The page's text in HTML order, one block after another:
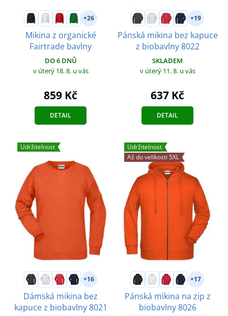
+26
Mikina z organické
Fairtrade bavlny
DO 6 DNŮ
v úterý 18. 8. u vás
859 Kč
DETAIL
+19
Pánská mikina bez kapuce
z biobavlny 8022
SKLADEM
v úterý 11. 8. u vás
637 Kč
DETAIL
Udržitelnost
+16
Dámská mikina bez
kapuce z biobavlny 8021
Udržitelnost
Až do velikosti 5XL
+17
Pánská mikina na zip z
biobavlny 8026